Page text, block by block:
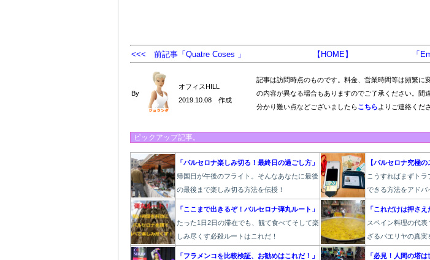
<<< 前記事「Quatre Coses 」 【HOME】 「
By
オフィスHILL
2019.10.08 作成
記事は訪問時点のものです。料金、営業時間等は頻繁に
の内容が異なる場合もありますのでご了承ください。間
分かり難い点などございましたらこちら よりご連絡くだ
ピックアップ記事。
「バルセロナ楽しみ切る！最終日の過ごし方」
帰国日が午後のフライト。そんなあなたに最後
の最後まで楽しみ切る方法を伝授！
【バルセロナ究極
こうすればまずト
できる方法をアドバ
「ここまで出きるぞ！バルセロナ弾丸ルート」
たった1 日2日の滞在でも、観て食べてそして楽
しみ尽くす必殺ルートはこれだ！
「これだけは押さ
スペイン料理の代
ざるパエリヤの真実
「フラメンコを比較検証、お勧めはこれだ！」
「必見！人間の塔は